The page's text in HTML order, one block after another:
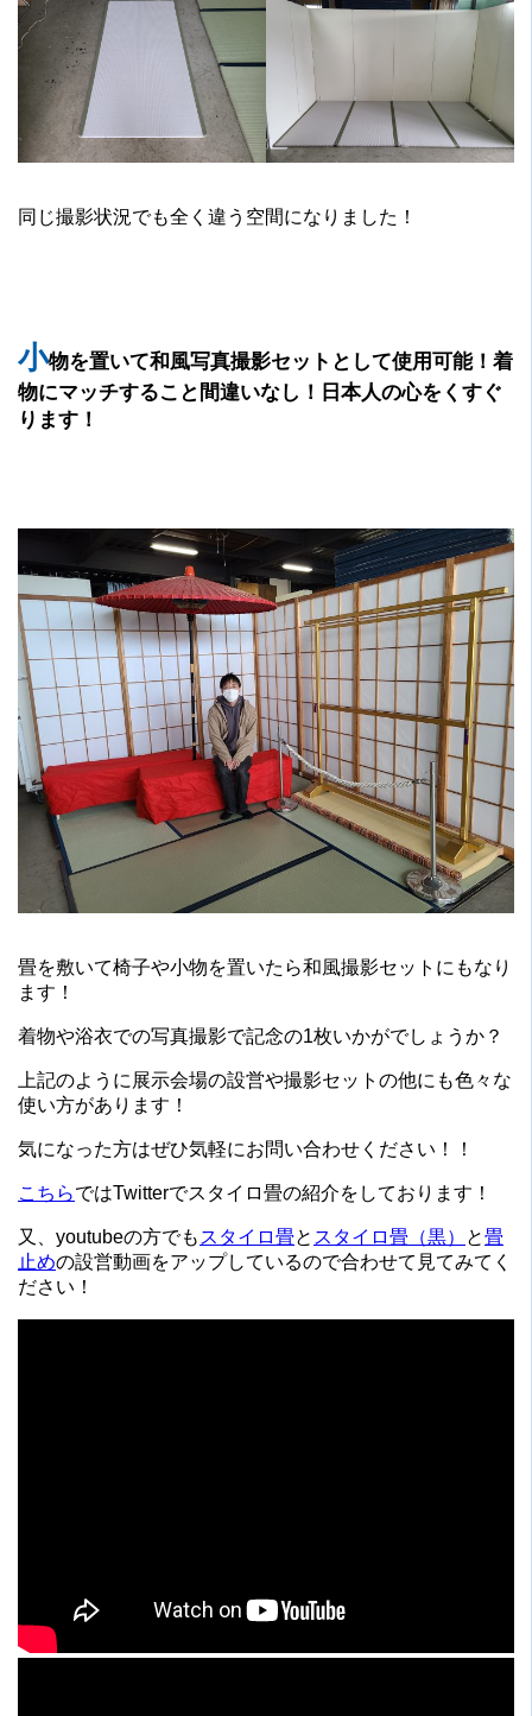
同じ撮影状況でも全く違う空間になりました！
小物を置いて和風写真撮影セットとして使用可能！ 着
物にマッチすること間違いなし！日本人の心をくすぐ
ります！
畳を敷いて椅子や小物を置いたら和風撮影セットにもなり
ます！
着物や浴衣での写真撮影で記念の1枚いかがでしょうか？
上記のように展示会場の設営や撮影セットの他にも色々な
使い方があります！
気になった方はぜひ気軽にお問い合わせください！！
こちらではTwitterでスタイロ畳の紹介をしております！
又、youtubeの方でも スタイロ畳と スタイロ畳（黒） と畳
止めの設営動画をアップしているので合わせて見てみてく
ださい！